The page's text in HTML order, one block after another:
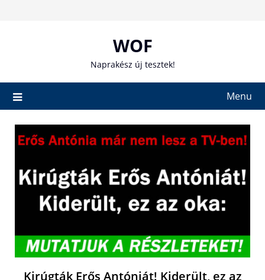
WOF
Naprakész új tesztek!
Menu
Kirúgták Erős Antóniát! Kiderült, ez az